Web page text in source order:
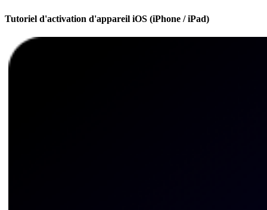
Tutoriel d'activation d'appareil iOS (iPhone / iPad)